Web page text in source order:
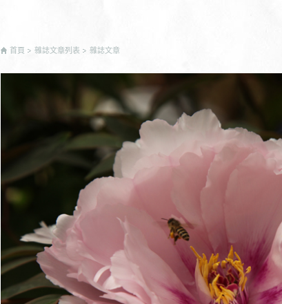
首頁 雜誌文章列表 雜誌文章